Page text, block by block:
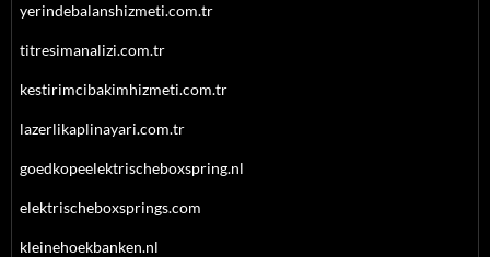
yerindebalanshizmeti.com.tr
titresimanalizi.com.tr
kestirimcibakimhizmeti.com.tr
lazerlikaplinayari.com.tr
goedkopeelektrischeboxspring.nl
elektrischeboxsprings.com
kleinehoekbanken.nl